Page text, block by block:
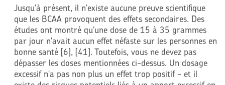
Jusqu'à présent, il n'existe aucune preuve scientifique
que les BCAA provoquent des effets secondaires. Des
études ont montré qu'une dose de 15 à 35 grammes
par jour n'avait aucun effet néfaste sur les personnes en
bonne santé [6], [41]. Toutefois, vous ne devez pas
dépasser les doses mentionnées ci-dessus. Un dosage
excessif n'a pas non plus un effet trop positif - et il